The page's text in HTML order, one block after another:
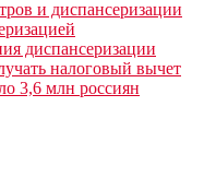
и диспансеризации
диспансеризации
налоговый вычет
3,6 млн россиян